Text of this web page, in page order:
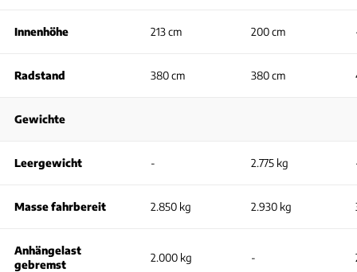
Innenhöhe 213 cm 200 cm
Radstand 380 cm 380 cm
Gewichte
Leergewicht - 2.775 kg
Masse fahrbereit 2.850 kg 2.930 kg
Anhängelast
gebremst
2.000 kg -